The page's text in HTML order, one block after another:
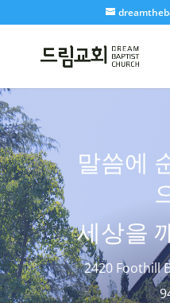
말씀에
세상을
2420 Foothill